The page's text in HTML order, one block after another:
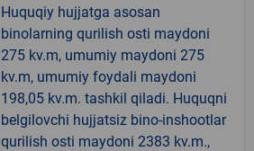
Huquqiy hujjatga asosan
binolarning qurilish osti maydoni
275 kv.m, umumiy maydoni 275
kv.m, umumiy foydali maydoni
198,05 kv.m. tashkil qiladi. Huquqni
belgilovchi hujjatsiz bino-inshootlar
qurilish osti maydoni 2383 kv.m.,